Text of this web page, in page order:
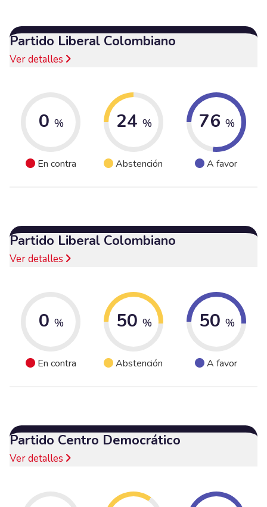
Partido Liberal Colombiano
Ver detalles
0 %
En contra
24 %
Abstención
76 %
A favor
Partido Liberal Colombiano
Ver detalles
0 %
En contra
50 %
Abstención
50 %
A favor
Partido Centro Democrático
Ver detalles